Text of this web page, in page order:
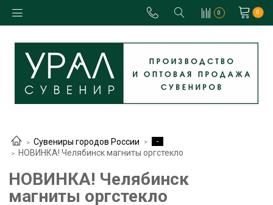
0 0
Сувениры городов России
-
НОВИНКА! Челябинск магниты оргстекло
НОВИНКА! Челябинск
магниты оргстекло